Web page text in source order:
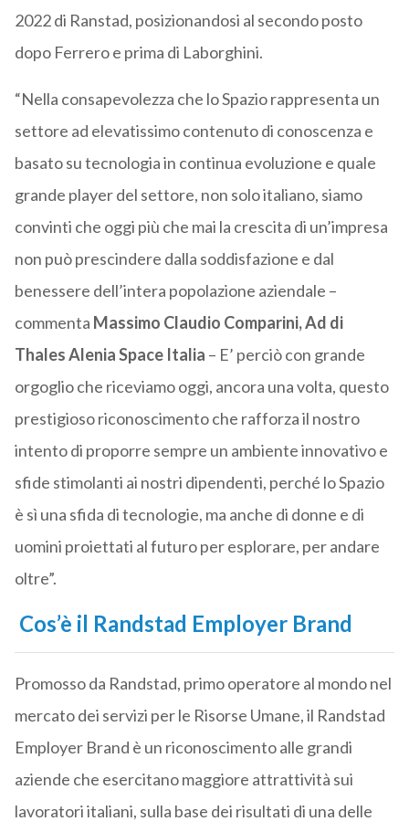
2022 di Ranstad, posizionandosi al secondo posto
dopo Ferrero e prima di Laborghini.
“Nella consapevolezza che lo Spazio rappresenta un
settore ad elevatissimo contenuto di conoscenza e
basato su tecnologia in continua evoluzione e quale
grande player del settore, non solo italiano, siamo
convinti che oggi più che mai la crescita di un’impresa
non può prescindere dalla soddisfazione e dal
benessere dell’intera popolazione aziendale –
commenta Massimo Claudio Comparini, Ad di
Thales Alenia Space Italia – E’ perciò con grande
orgoglio che riceviamo oggi, ancora una volta, questo
prestigioso riconoscimento che rafforza il nostro
intento di proporre sempre un ambiente innovativo e
sfide stimolanti ai nostri dipendenti, perché lo Spazio
è sì una sfida di tecnologie, ma anche di donne e di
uomini proiettati al futuro per esplorare, per andare
oltre”.
Cos’è il Randstad Employer Brand
Promosso da Randstad, primo operatore al mondo nel
mercato dei servizi per le Risorse Umane, il Randstad
Employer Brand è un riconoscimento alle grandi
aziende che esercitano maggiore attrattività sui
lavoratori italiani, sulla base dei risultati di una delle